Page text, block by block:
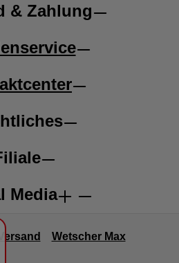
& Zahlung
Media
Versand Wetscher Max